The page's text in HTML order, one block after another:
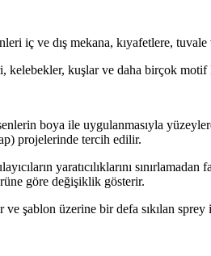
iç ve dış mekana, kıyafetlere,
kelebekler, kuşlar ve daha birçok
boya ile uygulanmasıyla
projelerinde tercih edilir.
yaratıcılıklarını
göre değişiklik gösterir.
şablon üzerine bir defa sıkılan